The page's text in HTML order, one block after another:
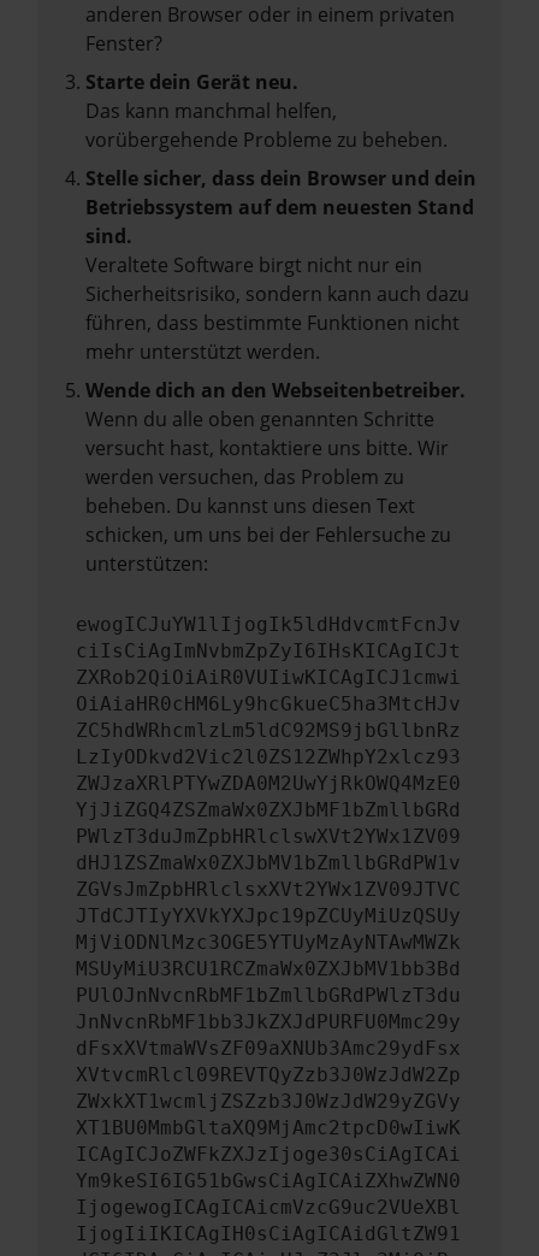
anderen Browser oder in einem privaten
Fenster?
Starte dein Gerät neu.
Das kann manchmal helfen,
vorübergehende Probleme zu beheben.
Stelle sicher, dass dein Browser und dein
Betriebssystem auf dem neuesten Stand
sind.
Veraltete Software birgt nicht nur ein
Sicherheitsrisiko, sondern kann auch dazu
führen, dass bestimmte Funktionen nicht
mehr unterstützt werden.
Wende dich an den Webseitenbetreiber.
Wenn du alle oben genannten Schritte
versucht hast, kontaktiere uns bitte. Wir
werden versuchen, das Problem zu
beheben. Du kannst uns diesen Text
schicken, um uns bei der Fehlersuche zu
unterstützen:
ewogICJuYW1lIjogIk5ldHdvcmtFcnJv
ciIsCiAgImNvbmZpZyI6IHsKICAgICJt
ZXRob2QiOiAiR0VUIiwKICAgICJ1cmwi
OiAiaHR0cHM6Ly9hcGkueC5ha3MtcHJv
ZC5hdWRhcmlzLm5ldC92MS9jbGllbnRz
LzIyODkvd2Vic2l0ZS12ZWhpY2xlcz93
ZWJzaXRlPTYwZDA0M2UwYjRkOWQ4MzE0
YjJiZGQ4ZSZmaWx0ZXJbMF1bZmllbGRd
PWlzT3duJmZpbHRlclswXVt2YWx1ZV09
dHJ1ZSZmaWx0ZXJbMV1bZmllbGRdPW1v
ZGVsJmZpbHRlclsxXVt2YWx1ZV09JTVC
JTdCJTIyYXVkYXJpc19pZCUyMiUzQSUy
MjViODNlMzc3OGE5YTUyMzAyNTAwMWZk
MSUyMiU3RCU1RCZmaWx0ZXJbMV1bb3Bd
PUlOJnNvcnRbMF1bZmllbGRdPWlzT3du
JnNvcnRbMF1bb3JkZXJdPURFU0Mmc29y
dFsxXVtmaWVsZF09aXNUb3Amc29ydFsx
XVtvcmRlcl09REVTQyZzb3J0WzJdW2Zp
ZWxkXT1wcmljZSZzb3J0WzJdW29yZGVy
XT1BU0MmbGltaXQ9MjAmc2tpcD0wIiwK
ICAgICJoZWFkZXJzIjoge30sCiAgICAi
Ym9keSI6IG51bGwsCiAgICAiZXhwZWN0
IjogewogICAgICAicmVzcG9uc2VUeXBl
IjogIiIKICAgIH0sCiAgICAidGltZW91